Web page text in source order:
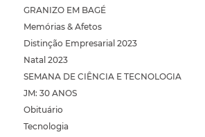
GRANIZO EM BAGÉ
Memórias & Afetos
Distinção Empresarial 2023
Natal 2023
SEMANA DE CIÊNCIA E TECNOLOGIA
JM: 30 ANOS
Obituário
Tecnologia